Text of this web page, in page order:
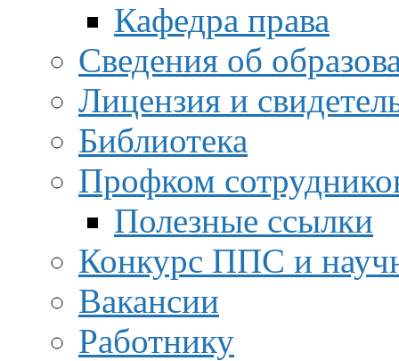
Кафедра права
Сведения об
Лицензия и
Библиотека
Профком
Полезные ссылки
Конкурс ППС и
Вакансии
Работнику